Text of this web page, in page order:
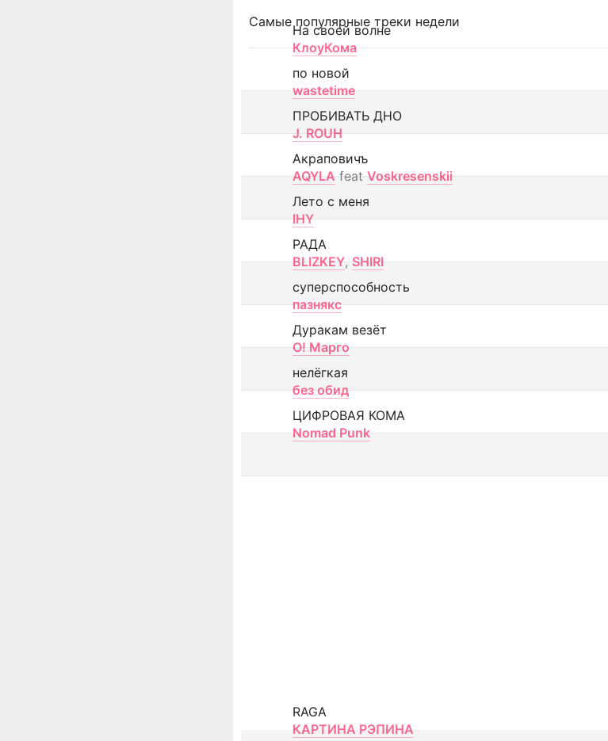
Самые популярные треки недели
На своей волне
КлоуКома
по новой
wastetime
ПРОБИВАТЬ ДНО
J. ROUH
Акраповичъ
AQYLA feat Voskresenskii
Лето с меня
IHY
РАДА
BLIZKEY, SHIRI
суперспособность
пазнякс
Дуракам везёт
О! Марго
нелёгкая
без обид
ЦИФРОВАЯ КОМА
Nomad Punk
RAGA
КАРТИНА РЭПИНА